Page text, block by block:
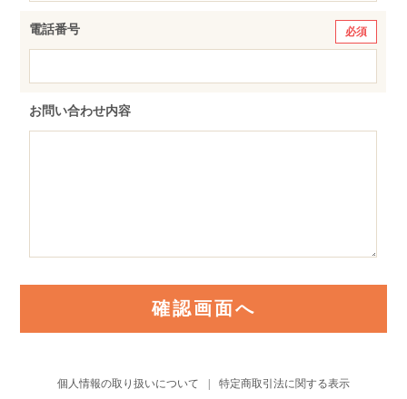
電話番号 必須
お問い合わせ内容
確認画面へ
個人情報の取り扱いについて 特定商取引法に関する表示